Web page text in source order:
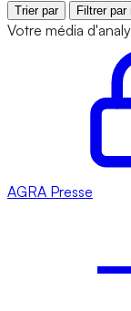
Trier par Filtrer par
Votre média
AGRA Presse